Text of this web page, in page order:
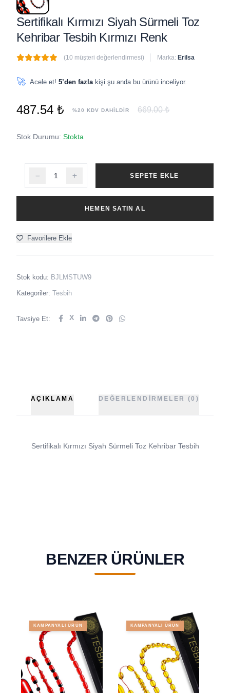
Sertifikalı Kırmızı Siyah Sürmeli Toz
Kehribar Tesbih Kırmızı Renk
(10 müşteri değerlendirmesi) Marka: Erilsa
🚀 Acele et! 5’den fazla kişi şu anda bu ürünü inceliyor.
487.54 ₺ %20 KDV DAHİLDİR 669.00 ₺
Stok Durumu: Stokta
SEPETE EKLE
HEMEN SATIN AL
Favorilere Ekle
Stok kodu: BJLMSTUW9
Kategoriler: Tesbih
Tavsiye Et: X
AÇIKLAMA DEĞERLENDIRMELER (0)
Sertifikalı Kırmızı Siyah Sürmeli Toz Kehribar Tesbih
BENZER ÜRÜNLER
KAMPANYALI ÜRÜN KAMPANYALI ÜRÜN